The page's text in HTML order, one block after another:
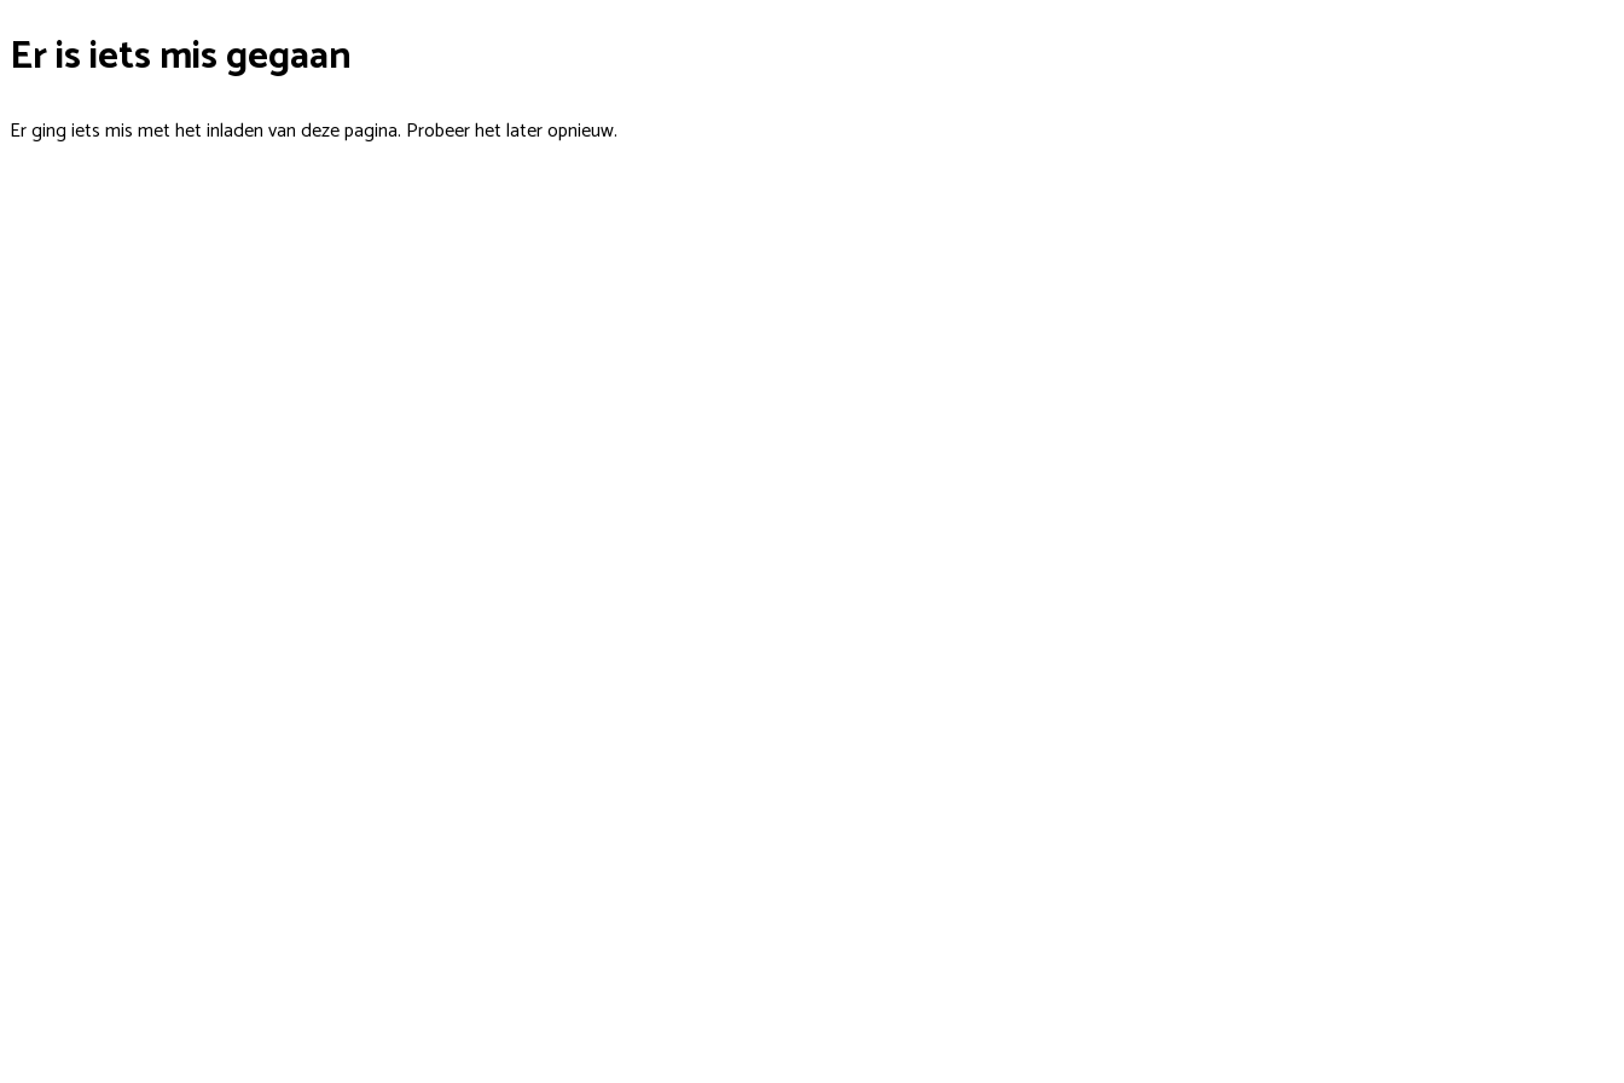
Er is iets mis gegaan
Er ging iets mis met het inladen van deze pagina. Probeer het later opnieuw.